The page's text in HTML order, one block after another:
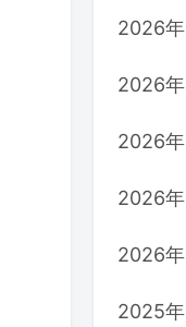
2026年
2026
2026年
2026年
2026年
2025年